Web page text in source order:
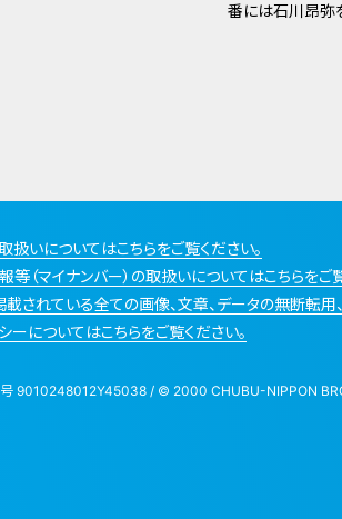
番には石川昂弥
扱いについてはこちらをご覧ください。
（マイナンバー）の取扱いについてはこちらをご
されている全ての画像、文章、データの無断転用
ーについてはこちらをご覧ください。
9010248012Y45038 / © 2000 CHUBU-NIPPON